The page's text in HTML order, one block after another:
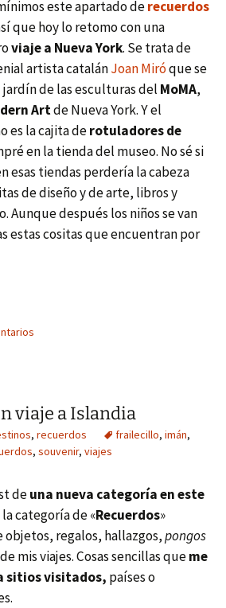
este apartado derecuerdos
que hoy lo retomo con una
viaje a Nueva York. Se trata de
artista catalánJoan Miróque se
de las esculturas del MoMA,
Artde Nueva York. Y el
es la cajita derotuladores de
en la tienda del museo. No sé si
esas tiendas perdería la cabeza
de diseño y de arte, libros y
Aunque después los niños se van
estas cositas que encuentran por
PARA LOS NIÑOS Y JOAN MIRÓ EN EL MOMA DE NUEVA
viaje a Islandia
, recuerdos frailecillo, imán,
, souvenir, viajes
deuna nueva categoría en este
la categoría de «Recuerdos»
objetos, regalos, hallazgos,pongos
mis viajes. Cosas sencillas queme
sitios visitados, países o